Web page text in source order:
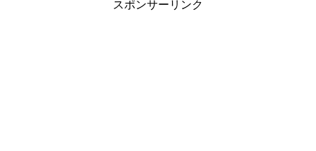
スポンサーリンク